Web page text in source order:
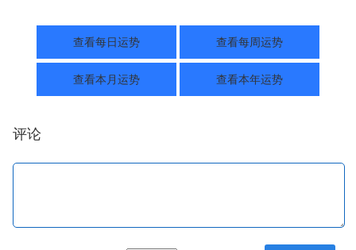
查看每日运势 查看每周运势
查看本月运势 查看本年运势
评论